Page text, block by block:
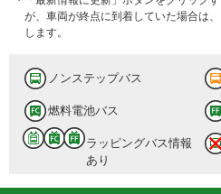
が、車両が終点に到着していた場合は
します。
ノンステップバス
燃料電池バス
ラッピングバス情報
あり